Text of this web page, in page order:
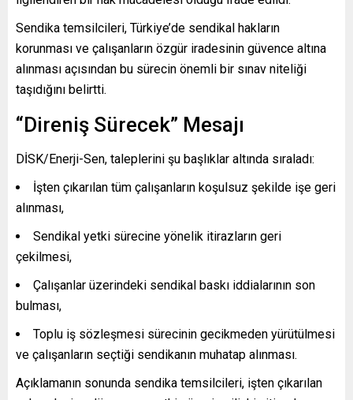
Sendika temsilcileri, Türkiye’de sendikal hakların
korunması ve çalışanların özgür iradesinin güvence altına
alınması açısından bu sürecin önemli bir sınav niteliği
taşıdığını belirtti.
“Direniş Sürecek” Mesajı
DİSK/Enerji-Sen, taleplerini şu başlıklar altında sıraladı:
İşten çıkarılan tüm çalışanların koşulsuz şekilde işe geri
alınması,
Sendikal yetki sürecine yönelik itirazların geri
çekilmesi,
Çalışanlar üzerindeki sendikal baskı iddialarının son
bulması,
Toplu iş sözleşmesi sürecinin gecikmeden yürütülmesi
ve çalışanların seçtiği sendikanın muhatap alınması.
Açıklamanın sonunda sendika temsilcileri, işten çıkarılan